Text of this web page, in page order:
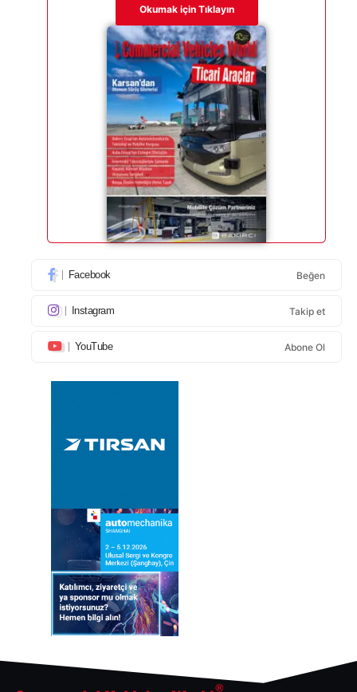
Okumak için Tıklayın
Facebook Beğen
Instagram Takip et
YouTube Abone Ol